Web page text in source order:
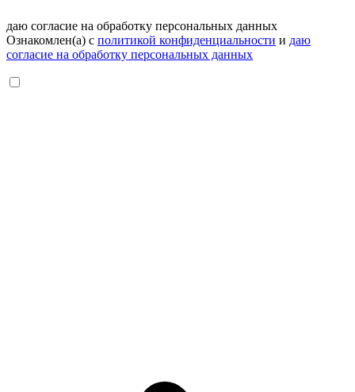
даю согласие на обработку персональных данных
Ознакомлен(а) с политикой конфиденциальности и даю
согласие на обработку персональных данных